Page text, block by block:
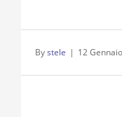
Bystele | 12